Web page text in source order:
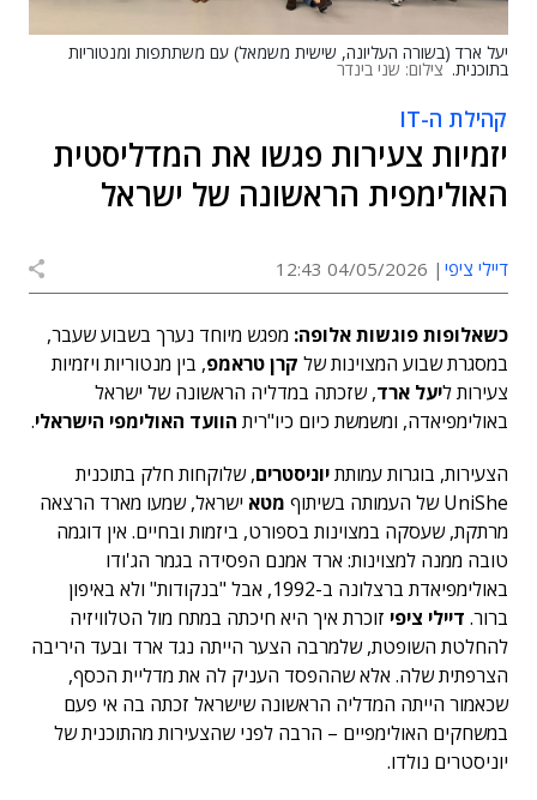
יעל ארד (בשורה העליונה, שישית משמאל) עם משתתפות ומנטוריות
בתוכנית. צילום: שני בינדר
קהילת ה-IT
יזמיות צעירות פגשו את המדליסטית
האולימפית הראשונה של ישראל
דיילי ציפי 04/05/2026 12:43
כשאלופות פוגשות אלופה: מפגש מיוחד נערך בשבוע שעבר,
במסגרת שבוע המצוינות של קרן טראמפ, בין מנטוריות ויזמיות
צעירות ליעל ארד, שזכתה במדליה הראשונה של ישראל
באולימפיאדה, ומשמשת כיום כיו"רית הוועד האולימפי הישראלי.
הצעירות, בוגרות עמותתיוניסטרים, שלוקחות חלק בתוכנית
UniShe של העמותה בשיתוף
מטא ישראל, שמעו מארד הרצאה
מרתקת, שעסקה במצוינות בספורט, ביזמות ובחיים. אין דוגמה
טובה ממנה למצוינות: ארד אמנם הפסידה בגמר הג'ודו
באולימפיאדת ברצלונה ב-1992, אבל "בנקודות" ולא באיפון
ברור. דיילי ציפי זוכרת איך היא חיכתה במתח מול הטלוויזיה
להחלטת השופטת, שלמרבה הצער הייתה נגד ארד ובעד היריבה
הצרפתית שלה. אלא שההפסד העניק לה את מדליית הכסף,
שכאמור הייתה המדליה הראשונה שישראל זכתה בה אי פעם
במשחקים האולימפיים – הרבה לפני שהצעירות מהתוכנית של
יוניסטרים נולדו.